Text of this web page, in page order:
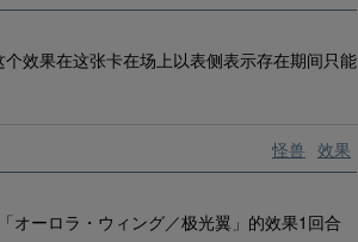
效果在这张卡在场上以表侧表示存在期间只能
怪兽 效果
オーロラ・ウィング／极光翼」的效果1回合